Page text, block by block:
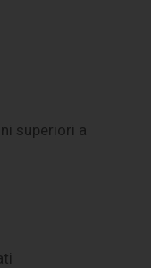
superiori a